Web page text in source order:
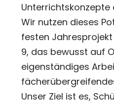
Unterrichtskonzepte
Wir nutzen dieses
festen
9, das bewusst auf
eigenständiges
Unser Ziel ist es,